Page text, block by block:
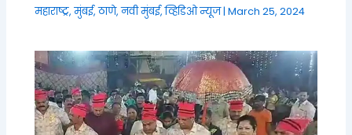
महाराष्ट्र,मुंबई, ठाणे, नवी मुंबई,व्हिडिओ न्यूज|March 25, 2024